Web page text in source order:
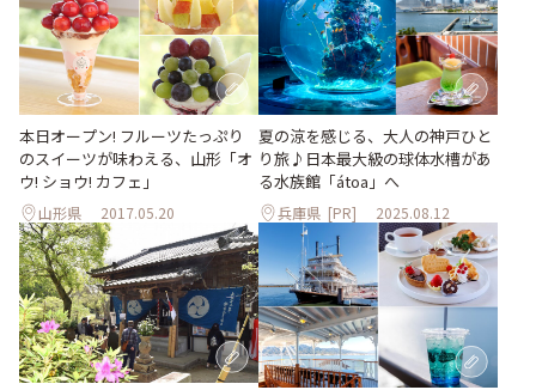
本日オープン! フルーツたっぷり
のスイーツが味わえる、山形「オ
ウ! ショウ! カフェ」
山形県 2017.05.20
夏の涼を感じる、大人の神戸ひと
り旅♪日本最大級の球体水槽があ
る水族館「átoa」へ
兵庫県 [PR] 2025.08.12